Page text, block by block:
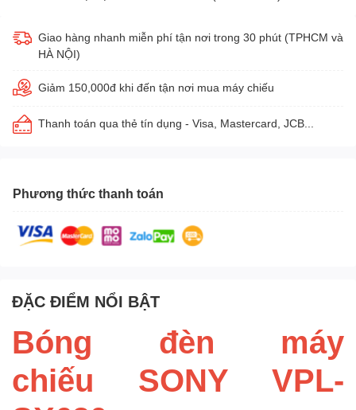
Giao hàng nhanh miễn phí tận nơi trong 30 phút (TPHCM và
HÀ NỘI)
Giảm 150,000đ khi đến tận nơi mua máy chiếu
Thanh toán qua thẻ tín dụng - Visa, Mastercard, JCB...
Phương thức thanh toán
ĐẶC ĐIỂM NỔI BẬT
Bóng đèn máy
chiếu SONY VPL-